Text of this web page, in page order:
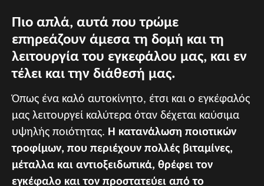
Πιο απλά, αυτά που τρώμε
επηρεάζουν άμεσα τη δομή και τη
λειτουργία του εγκεφάλου μας, και εν
τέλει και την διάθεσή μας.
Όπως ένα καλό αυτοκίνητο, έτσι και ο εγκέφαλός
μας λειτουργεί καλύτερα όταν δέχεται καύσιμα
υψηλής ποιότητας. Η κατανάλωση ποιοτικών
τροφίμων, που περιέχουν πολλές βιταμίνες,
μέταλλα και αντιοξειδωτικά, θρέφει τον
εγκέφαλο και τον προστατεύει από το